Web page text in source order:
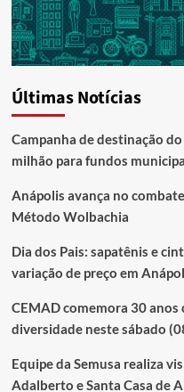
Últimas Notícias
Campanha de destinação
milhão para fundos
Anápolis avança no
Método Wolbachia
Dia dos Pais: sapatênis e
variação de preço em
CEMAD comemora 30
diversidade neste sábado
Equipe da Semusa realiza
Adalberto e Santa Casa de